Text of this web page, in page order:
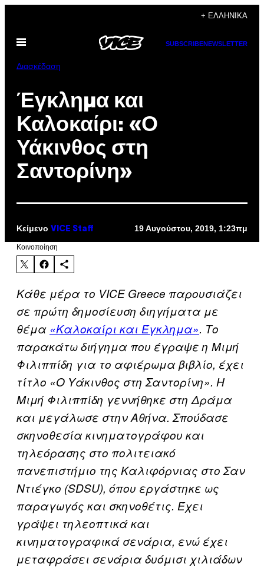
περιεχόμενο
+ ΕΛΛΗΝΙΚΆ
Ανοίξτε
SUBSCRIBENEWSLETTER
Διασκέδαση
Έγκλημα και
Καλοκαίρι: «Ο
Υάκινθος στη
Σαντορίνη»
Κείμενο VICE Staff 19 Αυγούστου, 2019, 1:23πμ
Kοινοποίηση
Κάθε μέρα το VICE Greece παρουσιάζει
σε πρώτη δημοσίευση διηγήματα με
θέμα «Καλοκαίρι και Έγκλημα». Το
παρακάτω διήγημα που έγραψε η Μιμή
Φιλιππίδη για το αφιέρωμα βιβλίο, έχει
τίτλο «Ο Υάκινθος στη Σαντορίνη». Η
Μιμή Φιλιππίδη γεννήθηκε στη Δράμα
και μεγάλωσε στην Αθήνα. Σπούδασε
σκηνοθεσία κινηματογράφου και
τηλεόρασης στο πολιτειακό
πανεπιστήμιο της Καλιφόρνιας στο Σαν
Ντιέγκο (SDSU), όπου εργάστηκε ως
παραγωγός και σκηνοθέτις. Έχει
γράψει τηλεοπτικά και
κινηματογραφικά σενάρια, ενώ έχει
μεταφράσει σενάρια δυόμισι χιλιάδων